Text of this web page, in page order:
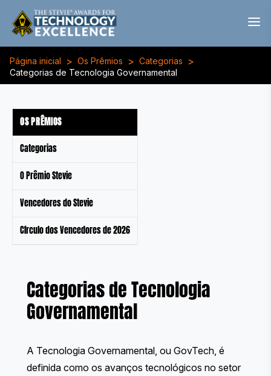
Página inicial > Os Prêmios > Categorias >
Categorias de Tecnologia Governamental
OS PRÊMIOS
Categorias
O Prêmio Stevie
Vencedores do Stevie
Círculo dos Vencedores de 2026
Categorias de Tecnologia
Governamental
A Tecnologia Governamental, ou GovTech, é
definida como os avanços tecnológicos no setor